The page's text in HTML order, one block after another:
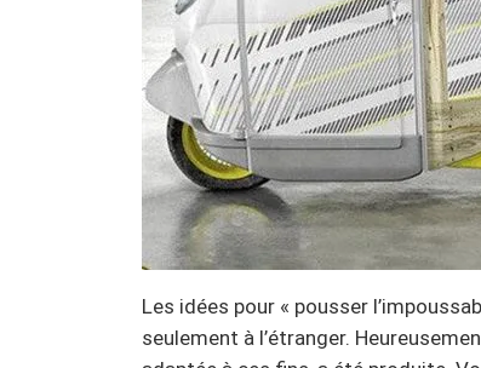
Les idées pour « pousser
seulement à l’étranger.